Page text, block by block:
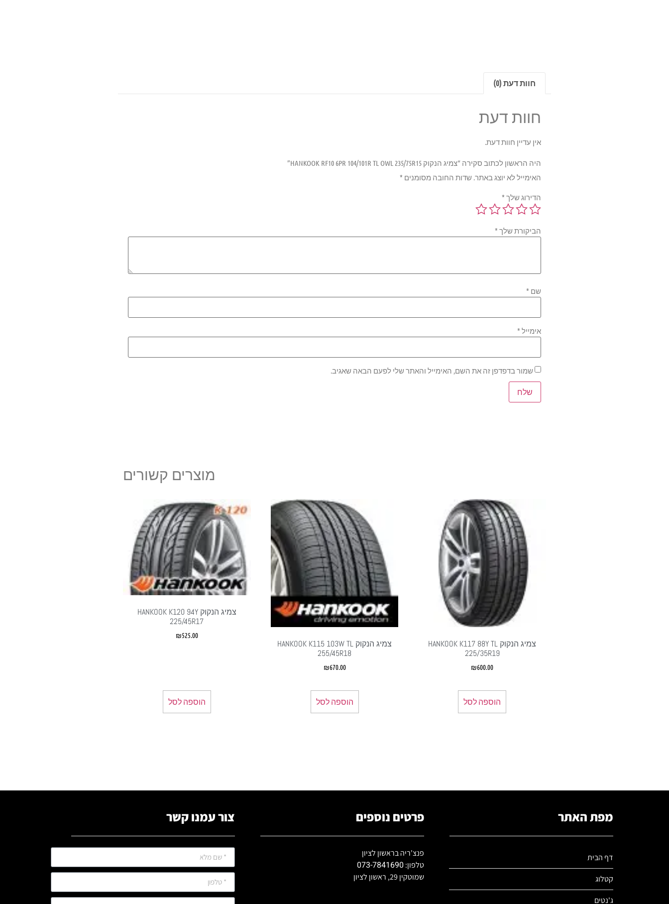
חוות דעת (0)
חוות דעת
אין עדיין חוות דעת.
היה הראשון לכתוב סקירה “צמיג הנקוק HANKOOK RF10 6PR 104/101R TL OWL 235/75R15”
האימייל לא יוצג באתר. שדות החובה מסומנים *
הדירוג שלך *
הביקורת שלך *
שם *
אימייל *
שמור בדפדפן זה את השם, האימייל והאתר שלי לפעם הבאה שאגיב.
מוצרים קשורים
צמיג הנקוק HANKOOK K117 88Y TL
225/35R19
₪600.00
הוספה לסל
צמיג הנקוק HANKOOK K115 103W TL
255/45R18
₪670.00
הוספה לסל
צמיג הנקוק HANKOOK K120 94Y
225/45R17
₪525.00
הוספה לסל
מפת האתר
דף הבית
קטלוג
ג'נטים
פרטים נוספים
פנצ'ריה בראשון לציון
טלפון:073-7841690
שמוטקין 29, ראשון לציון
צור עמנו קשר